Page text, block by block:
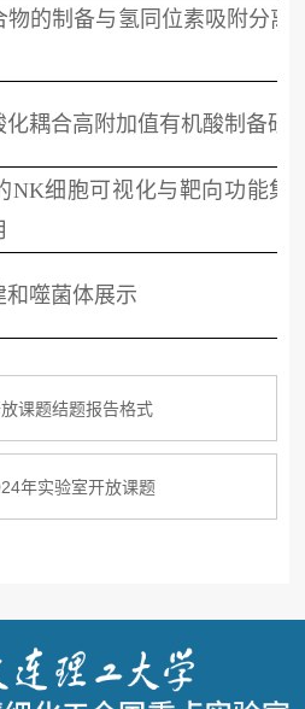
物的制备与氢同位素吸附分离
化耦合高附加值有机酸制备研
NK细胞可视化与靶向功能集
和噬菌体展示
放课题结题报告格式
年实验室开放课题